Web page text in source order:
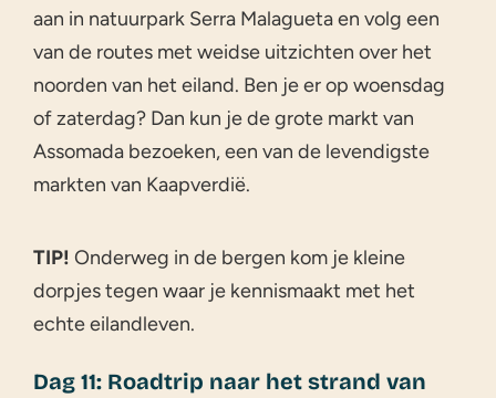
aan in natuurpark Serra Malagueta en volg een
van de routes met weidse uitzichten over het
noorden van het eiland. Ben je er op woensdag
of zaterdag? Dan kun je de grote markt van
Assomada bezoeken, een van de levendigste
markten van Kaapverdië.
TIP! Onderweg in de bergen kom je kleine
dorpjes tegen waar je kennismaakt met het
echte eilandleven.
Dag 11: Roadtrip naar het strand van